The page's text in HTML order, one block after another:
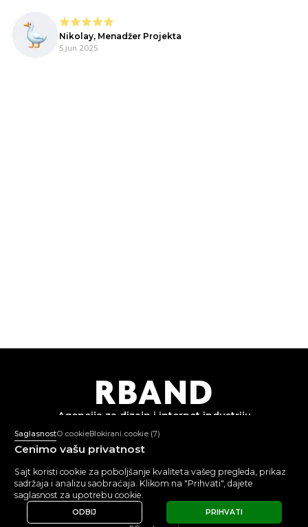
Projekta
RBAND
Agencija za dizajn i internet industriju
+382 67 362 999
mail@rband.pro
WhatsAppTelegram Behance
POGLEDAJTE
SaglasnostO cookieBlokirani cookie (7)
Cenimo vašu privatnost
Sajt koristi cookie za poboljšanje kvaliteta vašeg pregleda, prikaz
sadržaja i analizu saobraćaja. Klikom na "Prihvati", dajete
saglasnost za upotrebu cookie.
PRIHVATI
ODBIJ